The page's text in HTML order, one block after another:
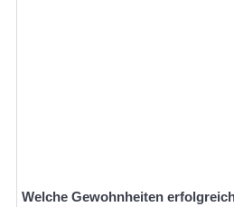
Welche Gewohnheiten